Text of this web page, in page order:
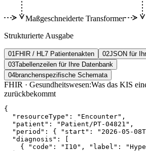
Maßgeschneiderte Transformer
Strukturierte Ausgabe
01 FHIR / HL7 Patientenakten 02JSON für
03Tabellenzeilen für Ihre Datenbank
04branchenspezifische Schemata
FHIR · Gesundheitswesen:Was das KIS
zurückbekommt
{
  "resourceType": "Encounter",
  "patient": "Patient/PT-04821",
"period": { "start": "2026-05-
  "diagnosis": [
{ "code": "I10", "label":